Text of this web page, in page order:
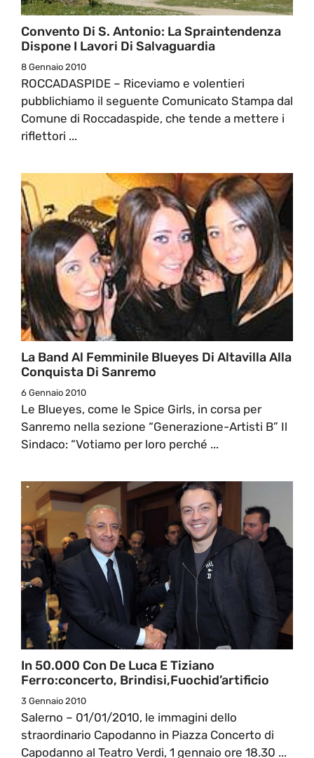
Convento Di S. Antonio: La Spraintendenza
Dispone I Lavori Di Salvaguardia
8 Gennaio 2010
ROCCADASPIDE – Riceviamo e volentieri
pubblichiamo il seguente Comunicato Stampa dal
Comune di Roccadaspide, che tende a mettere i
riflettori ...
La Band Al Femminile Blueyes Di Altavilla Alla
Conquista Di Sanremo
6 Gennaio 2010
Le Blueyes, come le Spice Girls, in corsa per
Sanremo nella sezione “Generazione-Artisti B” Il
Sindaco: “Votiamo per loro perché ...
In 50.000 Con De Luca E Tiziano
Ferro:concerto, Brindisi,fuochid’artificio
3 Gennaio 2010
Salerno – 01/01/2010, le immagini dello
straordinario Capodanno in Piazza Concerto di
Capodanno al Teatro Verdi, 1 gennaio ore 18.30 ...